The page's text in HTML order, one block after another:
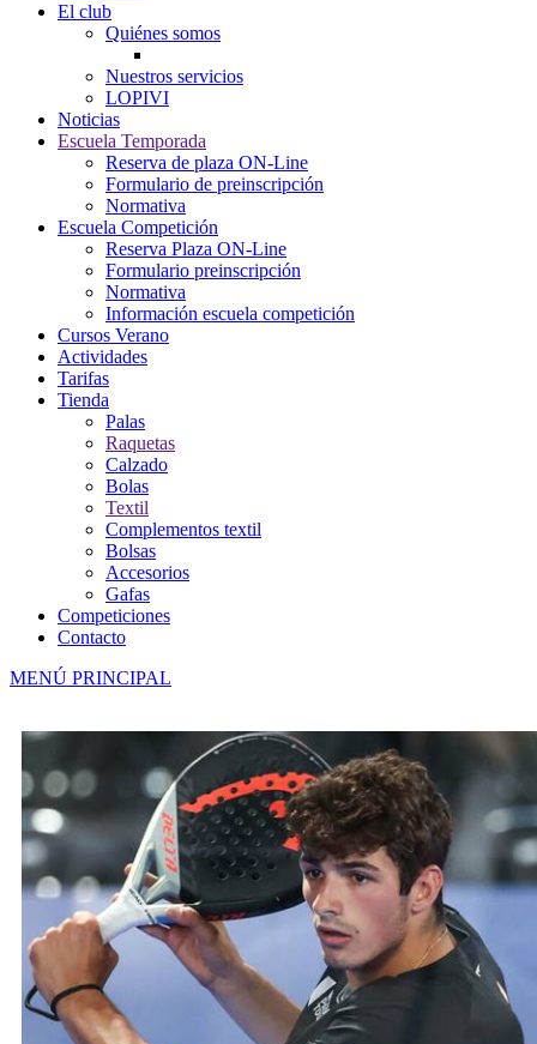
El club
Quiénes somos
Nuestros servicios
LOPIVI
Noticias
Escuela Temporada
Reserva de plaza ON-Line
Formulario de preinscripción
Normativa
Escuela Competición
Reserva Plaza ON-Line
Formulario preinscripción
Normativa
Información escuela competición
Cursos Verano
Actividades
Tarifas
Tienda
Palas
Raquetas
Calzado
Bolas
Textil
Complementos textil
Bolsas
Accesorios
Gafas
Competiciones
Contacto
MENÚ PRINCIPAL